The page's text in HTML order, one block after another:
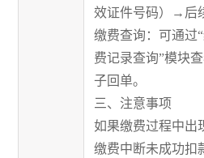
效证件号码）→后
缴费查询：可通过
费记录查询”模块
子回单。
三、注意事项
如果缴费过程中出
缴费中断未成功扣